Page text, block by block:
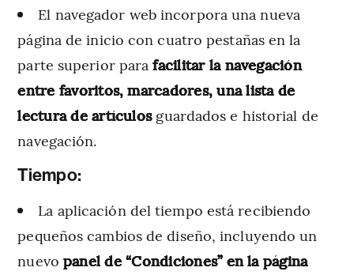
El navegador web incorpora una nueva
página de inicio con cuatro pestañas en la
parte superior parafacilitar la navegación
entre favoritos, marcadores, una lista de
lectura de artículos guardados e historial de
navegación.
Tiempo:
La aplicación del tiempo está recibiendo
pequeños cambios de diseño, incluyendo un
nuevo panel de “Condiciones” en la página